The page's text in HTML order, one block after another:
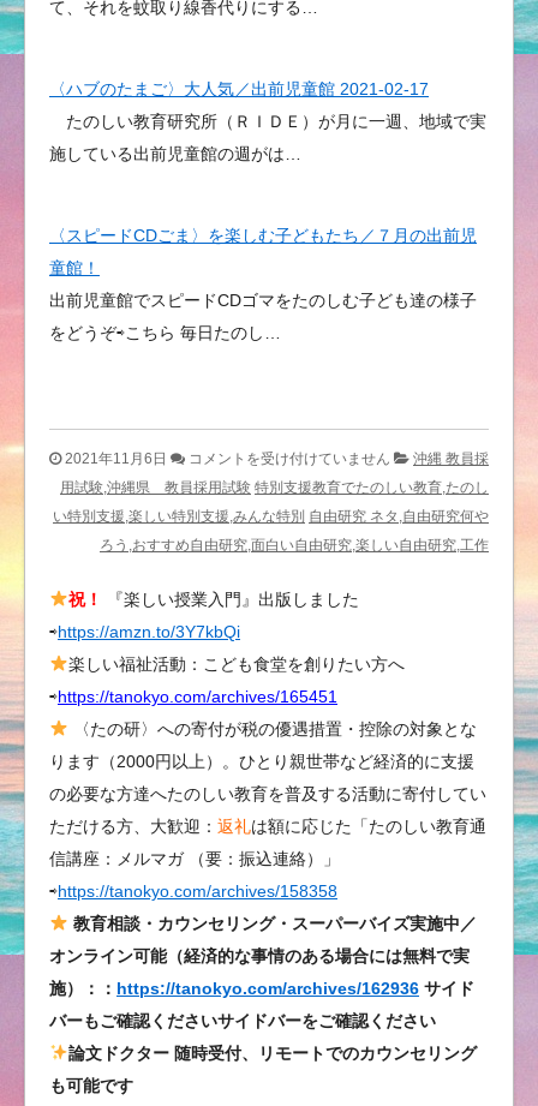
て、それを蚊取り線香代りにする…
〈ハブのたまご〉大人気／出前児童館 2021-02-17
たのしい教育研究所（ＲＩＤＥ）が月に一週、地域で実
施している出前児童館の週がは…
〈スピードCDごま〉を楽しむ子どもたち／７月の出前児
童館！
出前児童館でスピードCDゴマをたのしむ子ども達の様子
をどうぞ⇨こちら 毎日たのし…
2021年11月6日
た
の
し
い
の
講
座
割
11
／
11-
17:00
迄
で
す！
コメントを受け付けていません
沖縄 教員採
用試験,沖縄県 教員採用試験 特別支援教育でたのしい教育,たのし
い特別支援,楽しい特別支援,みんな特別 自由研究 ネタ,自由研究何や
ろう,おすすめ自由研究,面白い自由研究,楽しい自由研究,工作
祝！
『楽しい授業入門』出版しました
⇨https://amzn.to/3Y7kbQi
楽しい福祉活動：こども食堂を創りたい方へ
⇨https://tanokyo.com/archives/165451
〈たの研〉への寄付が税の優遇措置・控除の対象とな
ります（2000円以上）。ひとり親世帯など経済的に支援
の必要な方達へたのしい教育を普及する活動に寄付してい
ただける方、大歓迎： 返礼は額に応じた「たのしい教育通
信講座：メルマガ （要：振込連絡）」
⇨https://tanokyo.com/archives/158358
教育相談・カウンセリング・スーパーバイズ実施中／
オンライン可能（経済的な事情のある場合には無料で実
施）：： https://tanokyo.com/archives/162936 サイド
バーもご確認くださいサイドバーをご確認ください
論文ドクター 随時受付、リモートでのカウンセリング
も可能です